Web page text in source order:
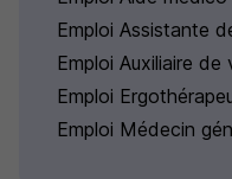
Emploi Assistante
Emploi Auxiliaire de
Emploi
Emploi Médecin